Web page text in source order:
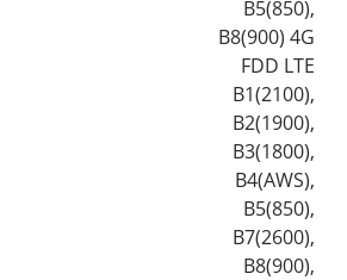
B5(850),
B8(900) 4G
FDD LTE
B1(2100),
B2(1900),
B3(1800),
B4(AWS),
B5(850),
B7(2600),
B8(900),